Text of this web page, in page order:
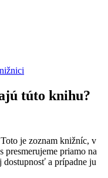
túto knihu?
je zoznam knižníc, v
priamo na
a prípadne ju